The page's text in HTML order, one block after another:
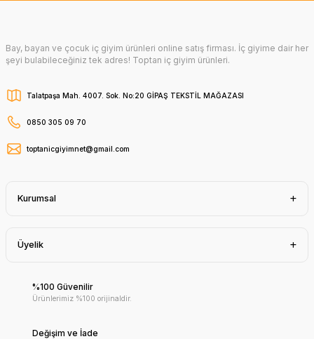
Bay, bayan ve çocuk iç giyim ürünleri online satış firması. İç giyime dair her
şeyi bulabileceğiniz tek adres! Toptan iç giyim ürünleri.
Talatpaşa Mah. 4007. Sok. No:20 GİPAŞ TEKSTİL MAĞAZASI
0850 305 09 70
toptanicgiyimnet@gmail.com
Kurumsal
Üyelik
%100 Güvenilir
Ürünlerimiz %100 orijinaldir.
Değişim ve İade